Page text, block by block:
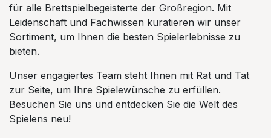
für alle Brettspielbegeisterte der Großregion. Mit
Leidenschaft und Fachwissen kuratieren wir unser
Sortiment, um Ihnen die besten Spielerlebnisse zu
bieten.
Unser engagiertes Team steht Ihnen mit Rat und Tat
zur Seite, um Ihre Spielewünsche zu erfüllen.
Besuchen Sie uns und entdecken Sie die Welt des
Spielens neu!